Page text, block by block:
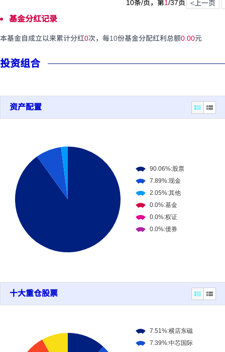
10条/页，第1/37页 <上一页
基金分红记录
本基金自成立以来累计分红0次，每10份基金分配红利总额0.00元
投资组合
资产配置
十大重仓股票